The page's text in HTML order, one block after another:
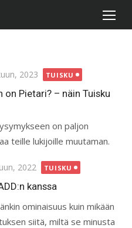
2023 TUISKU
on Pietari? – näin Tuisku
on paljon
teille lukijoille muutaman.
2022 TUISKU
kanssa
ominaisuus kuin mikään
siitä, miltä se minusta